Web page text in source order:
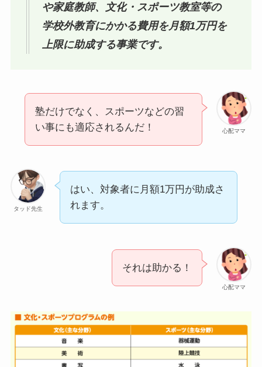
や家庭教師、文化・スポーツ教室等の
学校外教育にかかる費用を月額1万円を
上限に助成する事業です。
心配ママ
塾だけでなく、スポーツなどの習
い事にも適応されるんだ！
タッド先生
はい、対象者に月額1万円が助成さ
れます。
心配ママ
それは助かる！